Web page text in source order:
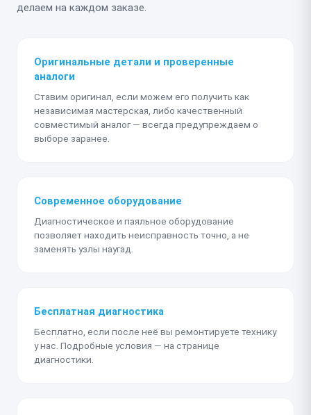
делаем на каждом заказе.
Оригинальные детали и проверенные
аналоги
Ставим оригинал, если можем его получить как
независимая мастерская, либо качественный
совместимый аналог — всегда предупреждаем о
выборе заранее.
Современное оборудование
Диагностическое и паяльное оборудование
позволяет находить неисправность точно, а не
заменять узлы наугад.
Бесплатная диагностика
Бесплатно, если после неё вы ремонтируете технику
у нас. Подробные условия — на странице
диагностики.